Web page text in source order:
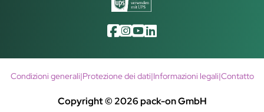
Copyright © 2026 pack-on GmbH
Condizioni generali|Protezione dei dati|Informazioni legali|Contatto